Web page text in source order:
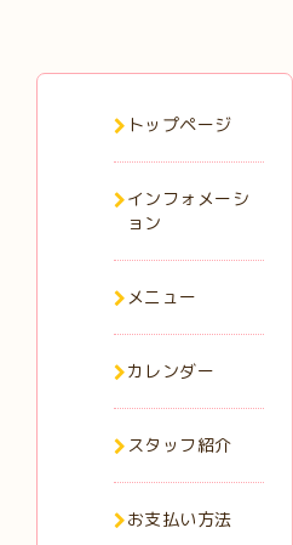
トップページ
インフォメーシ
ョン
メニュー
カレンダー
スタッフ紹介
お支払い方法